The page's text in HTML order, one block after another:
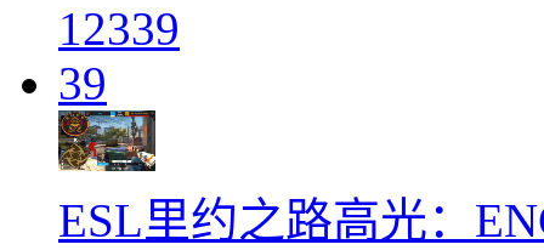
12339
39
ESL里约之路高光：